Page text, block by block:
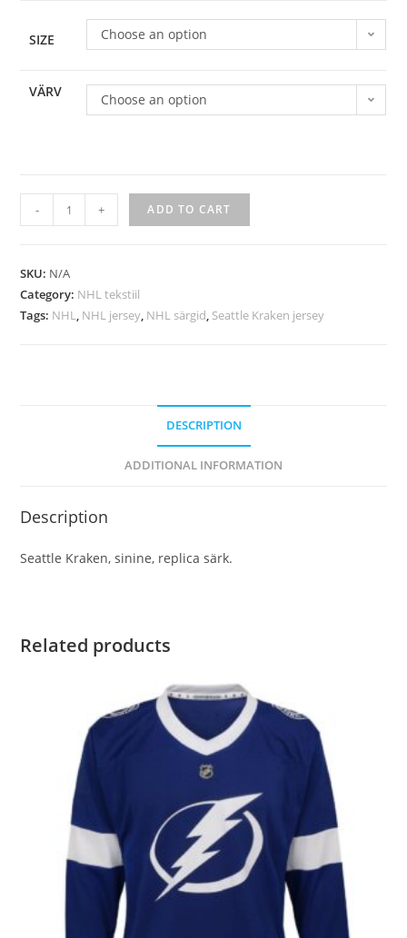
SIZE Choose an option
VÄRV Choose an option
- + ADD TO CART
SKU: N/A
Category: NHL tekstiil
Tags: NHL, NHL jersey, NHL särgid, Seattle Kraken jersey
DESCRIPTION
ADDITIONAL INFORMATION
Description
Seattle Kraken, sinine, replica särk.
Related products